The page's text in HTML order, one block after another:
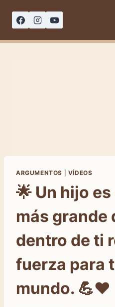
ARGUMENTOS VÍDEOS
🌟 Un hijo
más grande
dentro de ti
fuerza para
mundo. 💪❤️